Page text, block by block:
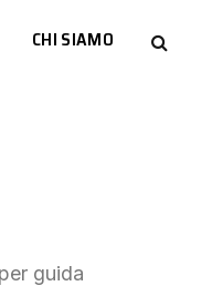
CHI SIAMO
guida